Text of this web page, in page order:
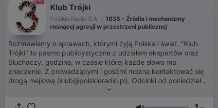
Klub Trójki
Polskie Radio S.A.
1035 - Źródła i mechanizmy
rosnącej agresji w przestrzeni publicznej
Rozmawiamy o sprawach, którymi żyją Polska i świat. "Klub
Trójki" to pasmo publicystyczne z udziałem ekspertów oraz
Słuchaczy, godzina, w czasie której każde słowo ma
znaczenie. Z prowadzącymi i gośćmi można kontaktować się
drogą mejlową (klub@polskieradio.pl). Odcinki od poniedziałku
do czwartku. Podcast rotacyjnie prowadzą: Anna Dudzińska,